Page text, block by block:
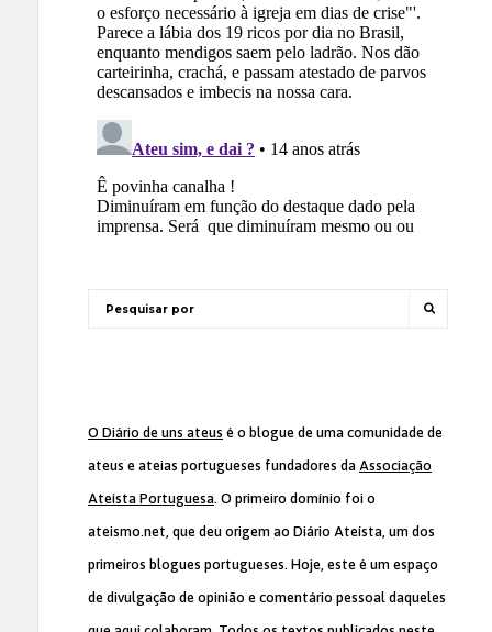
O Diário de uns ateus é o blogue de uma comunidade de
ateus e ateias portugueses fundadores da Associação
Ateísta Portuguesa. O primeiro domínio foi o
ateismo.net, que deu origem ao Diário Ateísta, um dos
primeiros blogues portugueses. Hoje, este é um espaço
de divulgação de opinião e comentário pessoal daqueles